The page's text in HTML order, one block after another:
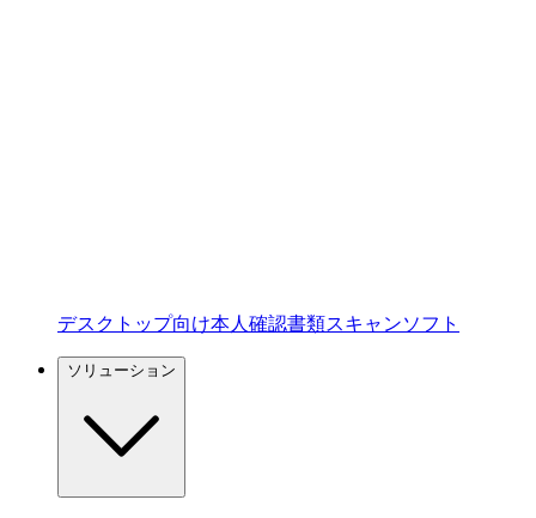
デスクトップ向け本人確認書類スキャンソフト
ソリューション